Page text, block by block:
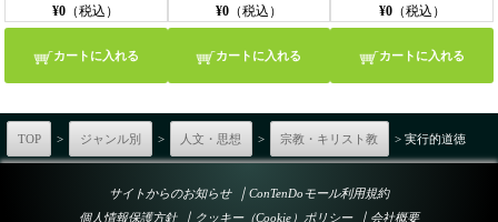
¥0 （税込）
カートに入れる
¥0（税込）
カートに入れる
¥0（税込）
カートに入れる
TOP > ジャンル別 > 人文・思想 > 宗教・キリスト教 > 実行的道徳
サイトからのお知らせ ｜ ConTenDoモール利用規約
個人情報保護方針
｜ クッキー（Cookie）ポリシー ｜ 会社概要